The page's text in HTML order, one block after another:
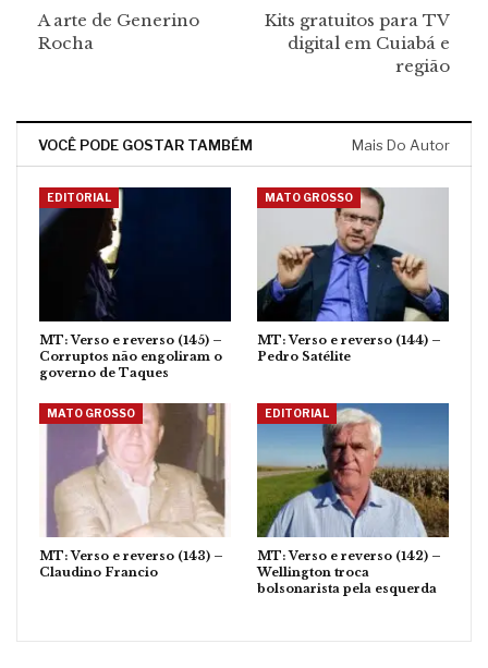
A arte de Generino
Rocha
Kits gratuitos para TV
digital em Cuiabá e
região
VOCÊ PODE GOSTAR TAMBÉM Mais Do Autor
EDITORIAL
MT: Verso e reverso (145) –
Corruptos não engoliram o
governo de Taques
MATO GROSSO
MT: Verso e reverso (144) –
Pedro Satélite
MATO GROSSO
MT: Verso e reverso (143) –
Claudino Francio
EDITORIAL
MT: Verso e reverso (142) –
Wellington troca
bolsonarista pela esquerda